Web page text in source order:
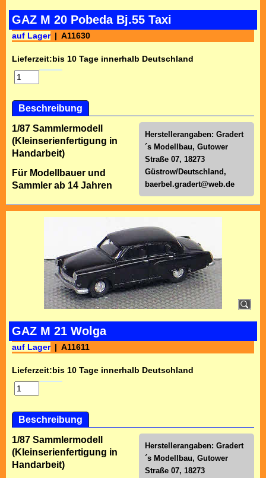
GAZ M 20 Pobeda Bj.55 Taxi
auf Lager A11630
Lieferzeit:bis 10 Tage innerhalb Deutschland
Beschreibung
Herstellerangaben: Gradert
´s Modellbau, Gutower
Straße 07, 18273
Güstrow/Deutschland,
baerbel.gradert@web.de
1/87 Sammlermodell
(Kleinserienfertigung in
Handarbeit)
Für Modellbauer und
Sammler ab 14 Jahren
GAZ M 21 Wolga
auf Lager A11611
Lieferzeit:bis 10 Tage innerhalb Deutschland
Beschreibung
Herstellerangaben: Gradert
´s Modellbau, Gutower
Straße 07, 18273
1/87 Sammlermodell
(Kleinserienfertigung in
Handarbeit)